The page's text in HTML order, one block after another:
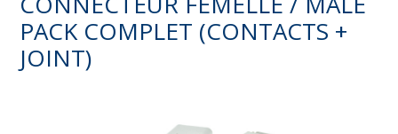
PACK COMPLET (CONTACTS +
JOINT)